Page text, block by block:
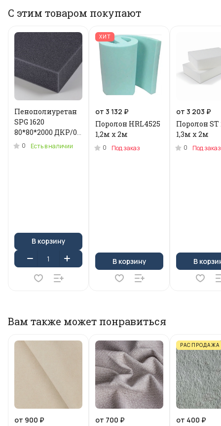
С этим товаром покупают
Пенополиуретан
SPG 1620
80*80*2000 ДКР/0.2
кг .N-3955U
0 Есть в наличии
В корзину
ХИТ
от 3 132 ₽
Поролон HRL4525
1,2м x 2м
0 Под заказ
В корзину
от 3 203 ₽
Поролон ST
1,3м х 2м
0 Под заказ
В
Вам также может понравиться
от 900 ₽
от 700 ₽
РАСПРОДАЖА
от 400 ₽